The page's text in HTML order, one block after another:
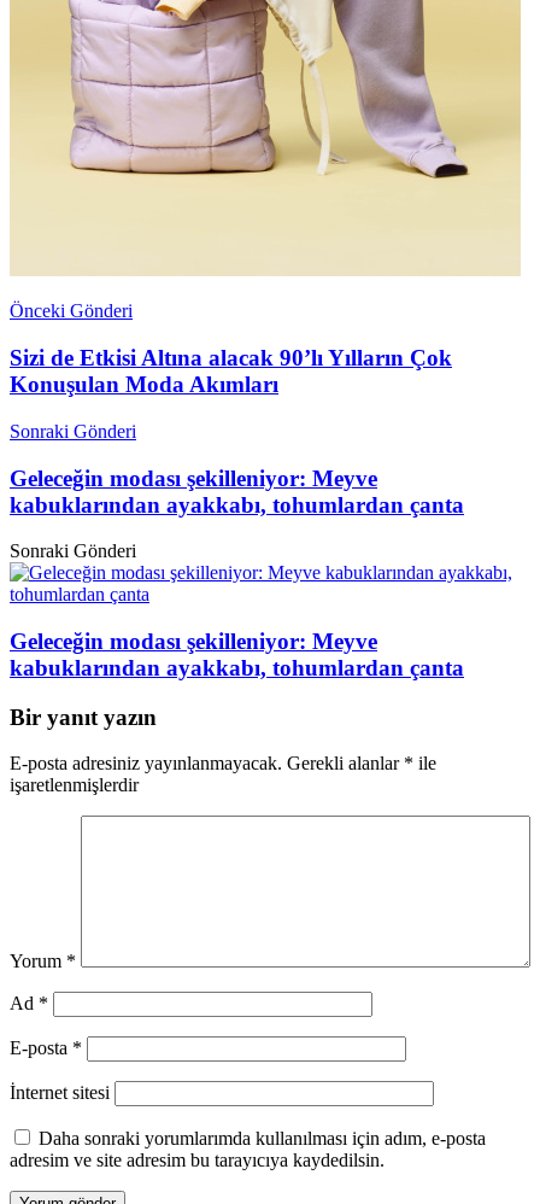
Önceki Gönderi
Sizi de Etkisi Altına alacak 90’lı Yılların Çok
Konuşulan Moda Akımları
Sonraki Gönderi
Geleceğin modası şekilleniyor: Meyve
kabuklarından ayakkabı, tohumlardan çanta
Sonraki Gönderi
Geleceğin modası şekilleniyor: Meyve
kabuklarından ayakkabı, tohumlardan çanta
Bir yanıt yazın
E-posta adresiniz yayınlanmayacak. Gerekli alanlar * ile
işaretlenmişlerdir
Yorum *
Ad *
E-posta *
İnternet sitesi
Daha sonraki yorumlarımda kullanılması için adım, e-posta
adresim ve site adresim bu tarayıcıya kaydedilsin.